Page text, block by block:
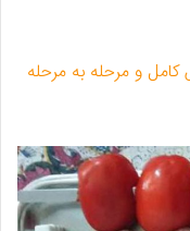
و مرحله به مرحله